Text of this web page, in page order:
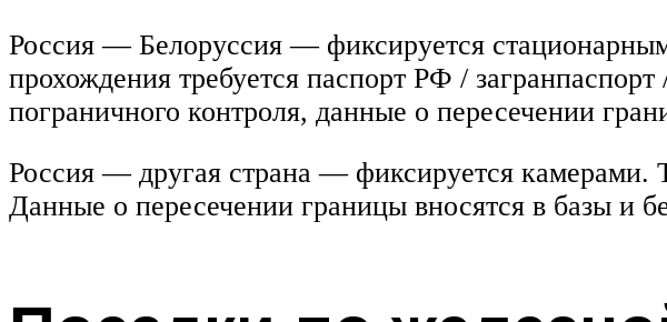
Россия — Белоруссия — фиксируется
прохождения требуется паспорт РФ /
пограничного контроля, данные о пересечении
Россия — другая страна — фиксируется камерами.
Данные о пересечении границы вносятся в базы и